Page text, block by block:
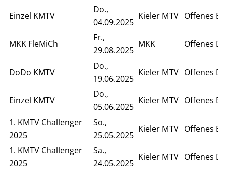
Einzel KMTV
Do.,
04.09.2025
Kieler MTV Offenes
MKK FleMiCh
Fr.,
29.08.2025
MKK Offenes
DoDo KMTV
Do.,
19.06.2025
Kieler MTV Offenes
Einzel KMTV
Do.,
05.06.2025
Kieler MTV Offenes
1. KMTV Challenger
2025
So.,
25.05.2025
Kieler MTV Offenes
1. KMTV Challenger
2025
Sa.,
24.05.2025
Kieler MTV Offenes